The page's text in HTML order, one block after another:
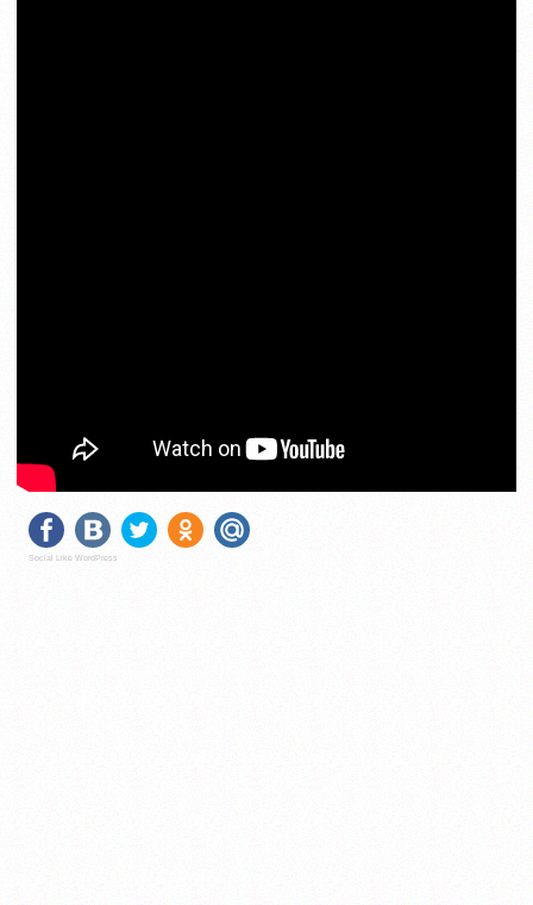
Social Like WordPress